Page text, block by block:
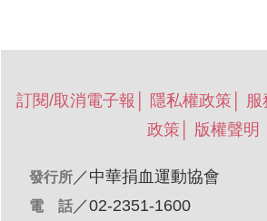
訂閱/取消電子報 隱私權政策 服
政策
版權聲明
發行所／ 中華捐血運動協會
電 話／02-2351-1600